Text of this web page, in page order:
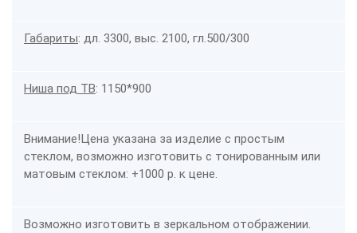
Габариты: дл. 3300, выс. 2100, гл.500/300
Ниша под ТВ: 1150*900
Внимание!Цена указана за изделие с простым
стеклом, возможно изготовить с тонированным или
матовым стеклом: +1000 р. к цене.
Возможно изготовить в зеркальном отображении.